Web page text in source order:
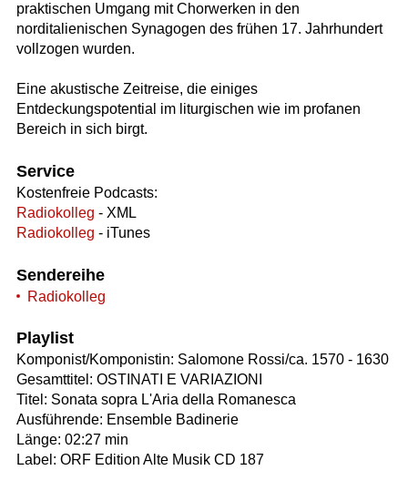
praktischen Umgang mit Chorwerken in den
norditalienischen Synagogen des frühen 17. Jahrhundert
vollzogen wurden.
Eine akustische Zeitreise, die einiges
Entdeckungspotential im liturgischen wie im profanen
Bereich in sich birgt.
Service
Kostenfreie Podcasts:
Radiokolleg - XML
Radiokolleg - iTunes
Sendereihe
Radiokolleg
Playlist
Komponist/Komponistin: Salomone Rossi/ca. 1570 - 1630
Gesamttitel: OSTINATI E VARIAZIONI
Titel: Sonata sopra L'Aria della Romanesca
Ausführende: Ensemble Badinerie
Länge: 02:27 min
Label: ORF Edition Alte Musik CD 187